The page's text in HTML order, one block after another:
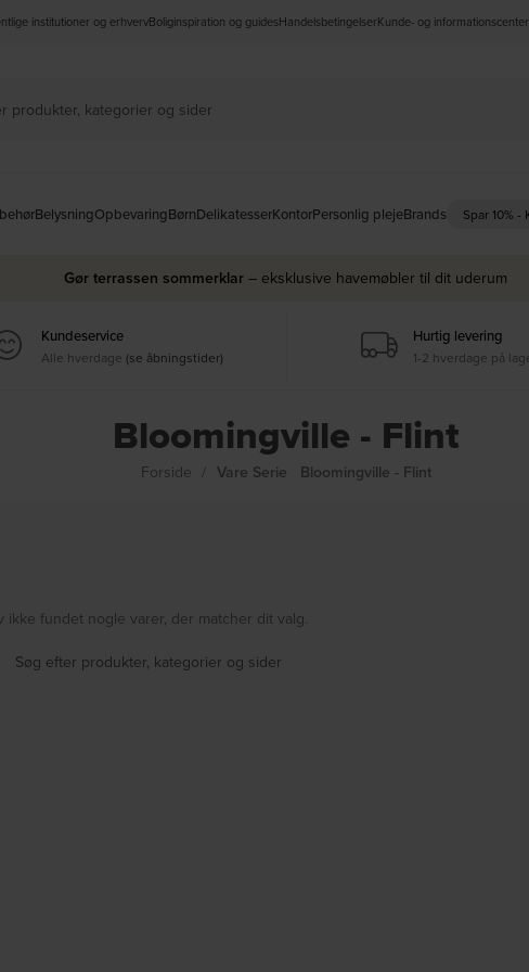
institutioner og erhvervBoliginspiration og guidesHandelsbetingelserKunde- og informationscenter
BelysningOpbevaringBørnDelikatesserKontorPersonlig plejeBrands Spar 10%
Gør terrassen sommerklar – eksklusive havemøbler til dit uderum
Kundeservice
Alle hverdage (se åbningstider)
Hurtig levering
1-2 hverdage på
Bloomingville - Flint
Forside Vare Serie Bloomingville - Flint
ikke fundet nogle varer, der matcher dit valg.